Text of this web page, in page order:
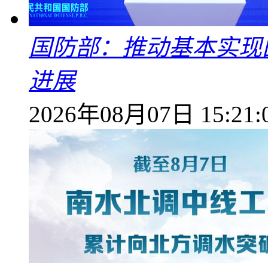
国防部：推动基本实
进展
2026年08月07日